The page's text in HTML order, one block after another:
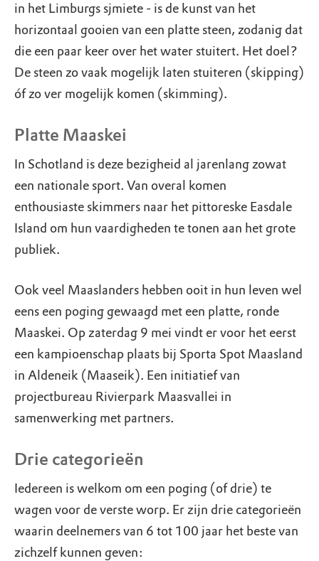
in het Limburgs sjmiete - is de kunst van het
horizontaal gooien van een platte steen, zodanig dat
die een paar keer over het water stuitert. Het doel?
De steen zo vaak mogelijk laten stuiteren (skipping)
óf zo ver mogelijk komen (skimming).
Platte Maaskei
In Schotland is deze bezigheid al jarenlang zowat
een nationale sport. Van overal komen
enthousiaste skimmers naar het pittoreske Easdale
Island om hun vaardigheden te tonen aan het grote
publiek.
Ook veel Maaslanders hebben ooit in hun leven wel
eens een poging gewaagd met een platte, ronde
Maaskei. Op zaterdag 9 mei vindt er voor het eerst
een kampioenschap plaats bij Sporta Spot Maasland
in Aldeneik (Maaseik). Een initiatief van
projectbureau Rivierpark Maasvallei in
samenwerking met partners.
Drie categorieën
Iedereen is welkom om een poging (of drie) te
wagen voor de verste worp. Er zijn drie categorieën
waarin deelnemers van 6 tot 100 jaar het beste van
zichzelf kunnen geven: